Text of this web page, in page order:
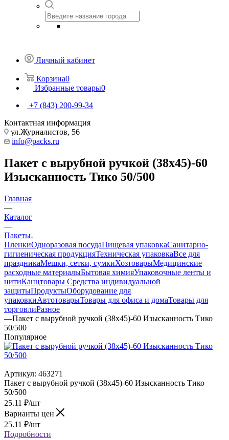
Личный кабинет
Корзина0
Избранные товары0
+7 (843) 200-99-34
Контактная информация
ул.Журналистов, 56
info@packs.ru
Пакет с вырубной ручкой (38х45)-60
Изысканность Тико 50/500
Главная
—
Каталог
—
Пакеты
ПленкиОдноразовая посудаПищевая упаковкаСанитарно-
гигиеническая продукцияТехническая упаковкаВсе для
праздникаМешки, сетки, сумкиХозтоварыМедицинские
расходные материалыБытовая химияУпаковочные ленты и
нитиКанцтовары Средства индивидуальной
защитыПродуктыОборудование для
упаковкиАвтотоварыТовары для офиса и домаТовары для
торговлиРазное
—Пакет с вырубной ручкой (38х45)-60 Изысканность Тико
50/500
Популярное
Артикул: 463271
Пакет с вырубной ручкой (38х45)-60 Изысканность Тико
50/500
25.11 ₽/шт
Варианты цен
25.11 ₽/шт
Подробности